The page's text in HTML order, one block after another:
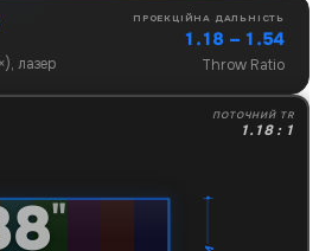
лазер
ПРОЕКЦІЙНА ДАЛЬНІСТЬ
1.18 – 1.54
Throw Ratio
ПОТОЧНИЙ TR
1.18 : 1
"